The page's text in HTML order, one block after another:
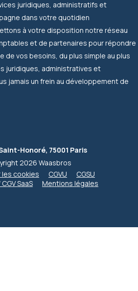
juridiques, administratifs et
dans votre quotidien
à votre disposition notre réseau
et de partenaires pour répondre
de vos besoins, du plus simple au plus
juridiques, administratives et
jamais un frein au développement de
Honoré, 75001 Paris
2026 Waasbros
les cookies
CGVU
CGSU
SaaS
Mentions légales